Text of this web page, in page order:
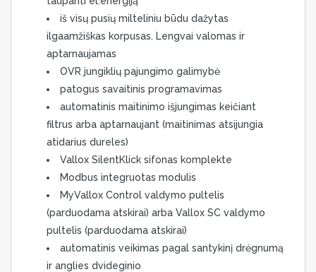
iš visų pusių milteliniu būdu dažytas
ilgaamžiškas korpusas. Lengvai valomas ir
aptarnaujamas
OVR jungiklių pajungimo galimybė
patogus savaitinis programavimas
automatinis maitinimo išjungimas keičiant
filtrus arba aptarnaujant (maitinimas atsijungia
atidarius dureles)
Vallox SilentKlick sifonas komplekte
Modbus integruotas modulis
MyVallox Control valdymo pultelis
(parduodama atskirai) arba Vallox SC valdymo
pultelis (parduodama atskirai)
automatinis veikimas pagal santykinį drėgnumą
ir anglies dvideginio